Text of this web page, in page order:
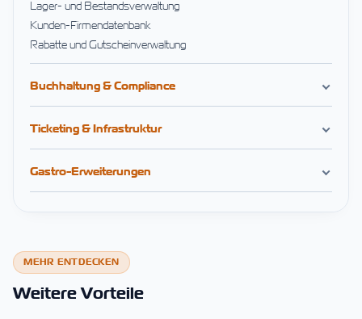
Lager- und Bestandsverwaltung
Kunden-Firmendatenbank
Rabatte und Gutscheinverwaltung
Buchhaltung & Compliance
Ticketing & Infrastruktur
Gastro-Erweiterungen
MEHR ENTDECKEN
Weitere Vorteile